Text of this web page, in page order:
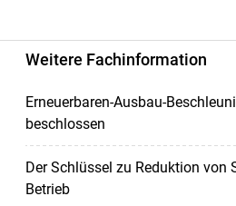
Weitere Fachinformation
Erneuerbaren-Ausbau-
beschlossen
Der Schlüssel zu Reduktion von
Betrieb